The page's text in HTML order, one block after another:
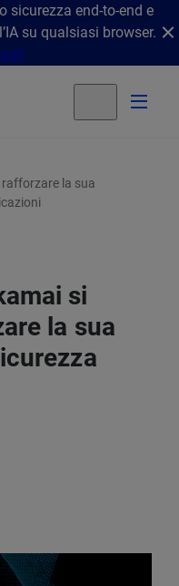
sicurezza end-to-end e
su qualsiasi browser.
la sua
si
la sua